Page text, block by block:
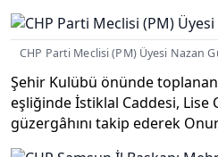
CHP Parti Meclisi (PM) Üyesi Nazan
Şehir Kulübü önünde
eşliğinde İstiklal Caddesi, Lise
güzergâhını takip ederek Onur